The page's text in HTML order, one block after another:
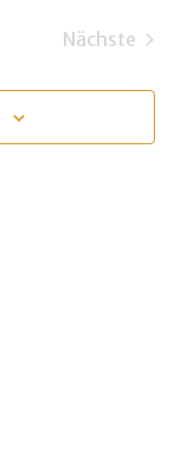
Nächste